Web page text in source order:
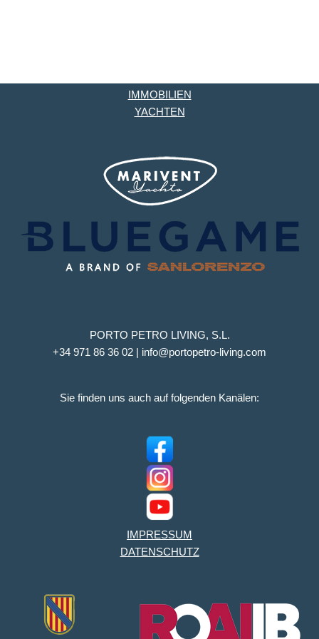
IMMOBILIEN
YACHTEN
PORTO PETRO LIVING, S.L.
+34 971 86 36 02 | info@portopetro-living.com
Sie finden uns auch auf folgenden Kanälen:
IMPRESSUM
DATENSCHUTZ